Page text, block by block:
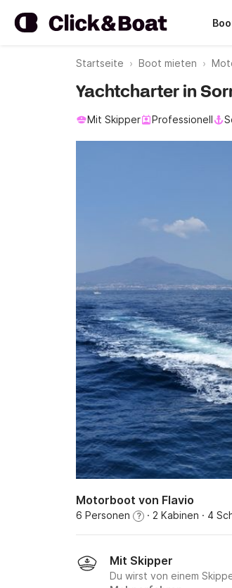
Startseite Boot mieten
Yachtcharter in
Mit Skipper Professionell
Motorboot von Flavio
6 Personen ? · 2 Kabinen · 4
Mit Skipper
Du wirst von einem